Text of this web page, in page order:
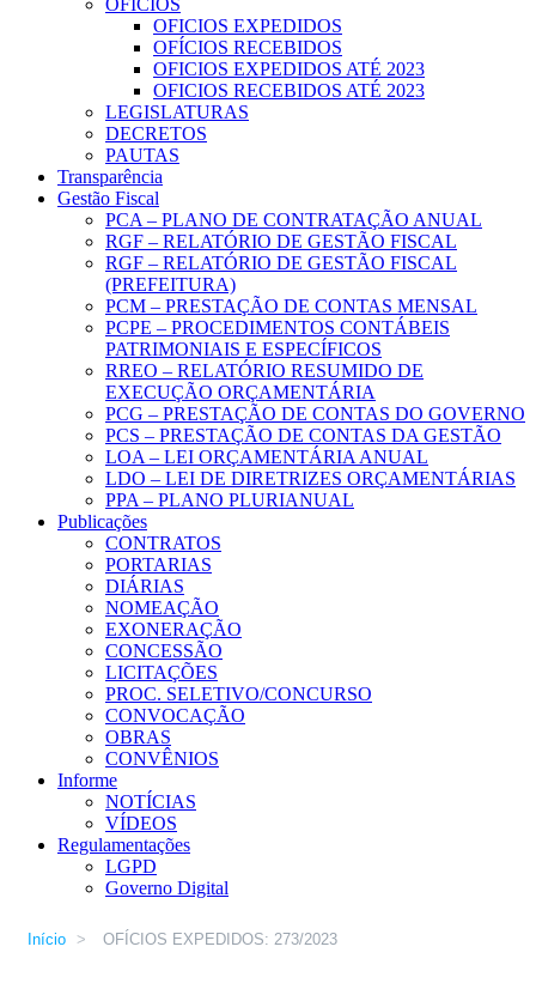
OFICIOS
OFICIOS EXPEDIDOS
OFÍCIOS RECEBIDOS
OFICIOS EXPEDIDOS ATÉ 2023
OFICIOS RECEBIDOS ATÉ 2023
LEGISLATURAS
DECRETOS
PAUTAS
Transparência
Gestão Fiscal
PCA – PLANO DE CONTRATAÇÃO ANUAL
RGF – RELATÓRIO DE GESTÃO FISCAL
RGF – RELATÓRIO DE GESTÃO FISCAL
(PREFEITURA)
PCM – PRESTAÇÃO DE CONTAS MENSAL
PCPE – PROCEDIMENTOS CONTÁBEIS
PATRIMONIAIS E ESPECÍFICOS
RREO – RELATÓRIO RESUMIDO DE
EXECUÇÃO ORÇAMENTÁRIA
PCG – PRESTAÇÃO DE CONTAS DO GOVERNO
PCS – PRESTAÇÃO DE CONTAS DA GESTÃO
LOA – LEI ORÇAMENTÁRIA ANUAL
LDO – LEI DE DIRETRIZES ORÇAMENTÁRIAS
PPA – PLANO PLURIANUAL
Publicações
CONTRATOS
PORTARIAS
DIÁRIAS
NOMEAÇÃO
EXONERAÇÃO
CONCESSÃO
LICITAÇÕES
PROC. SELETIVO/CONCURSO
CONVOCAÇÃO
OBRAS
CONVÊNIOS
Informe
NOTÍCIAS
VÍDEOS
Regulamentações
LGPD
Governo Digital
Início > OFÍCIOS EXPEDIDOS: 273/2023